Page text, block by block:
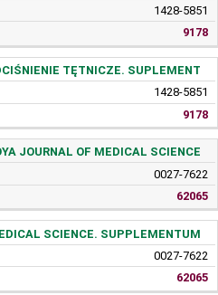
1428-5851
9178
TĘTNICZE. SUPLEMENT
1428-5851
9178
JOURNAL OF MEDICAL SCIENCE
0027-7622
62065
SCIENCE. SUPPLEMENTUM
0027-7622
62065